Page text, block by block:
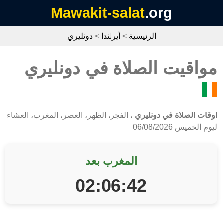
Mawakit-salat.org
الرئيسية > أيرلندا > دونليري
مواقيت الصلاة في دونليري
اوقات الصلاة في دونليري ، الفجر، الظهر، العصر، المغرب، العشاء
ليوم الخميس 06/08/2026
المغرب بعد
02:06:42